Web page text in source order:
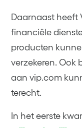
Daarnaast heeft
financiële
producten
verzekeren. Ook
aan vip.com
terecht.
In het eerste